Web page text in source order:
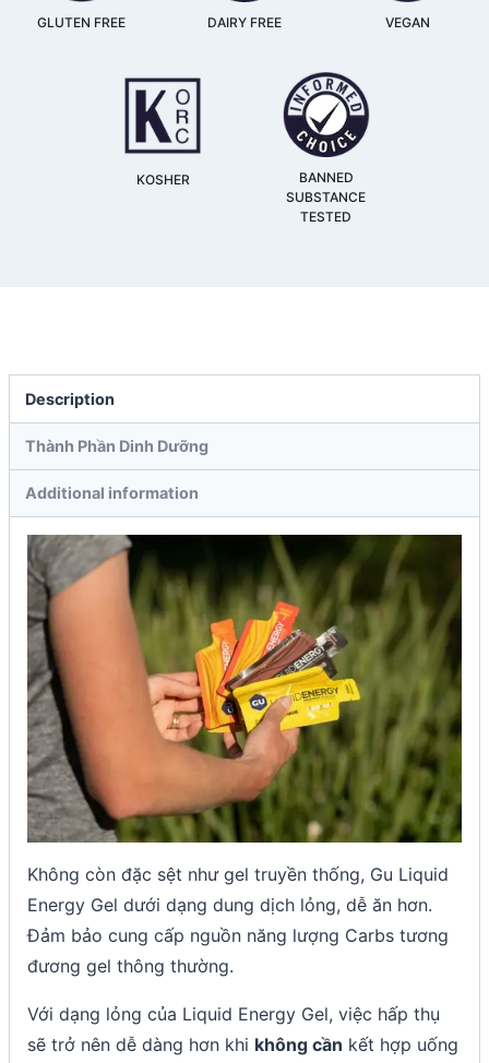
GLUTEN FREE DAIRY FREE VEGAN
KOSHER
BANNED
SUBSTANCE
TESTED
Description
Thành Phần Dinh Dưỡng
Additional information
Không còn đặc sệt như gel truyền thống, Gu Liquid
Energy Gel dưới dạng dung dịch lỏng, dễ ăn hơn.
Đảm bảo cung cấp nguồn năng lượng Carbs tương
đương gel thông thường.
Với dạng lỏng của Liquid Energy Gel, việc hấp thụ
sẽ trở nên dễ dàng hơn khi không cần kết hợp uống